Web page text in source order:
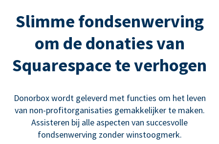
Slimme fondsenwerving
om de donaties van
Squarespace te verhogen
Donorbox wordt geleverd met functies om het leven
van non-profitorganisaties gemakkelijker te maken.
Assisteren bij alle aspecten van succesvolle
fondsenwerving zonder winstoogmerk.